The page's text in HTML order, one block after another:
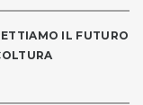
IL FUTURO